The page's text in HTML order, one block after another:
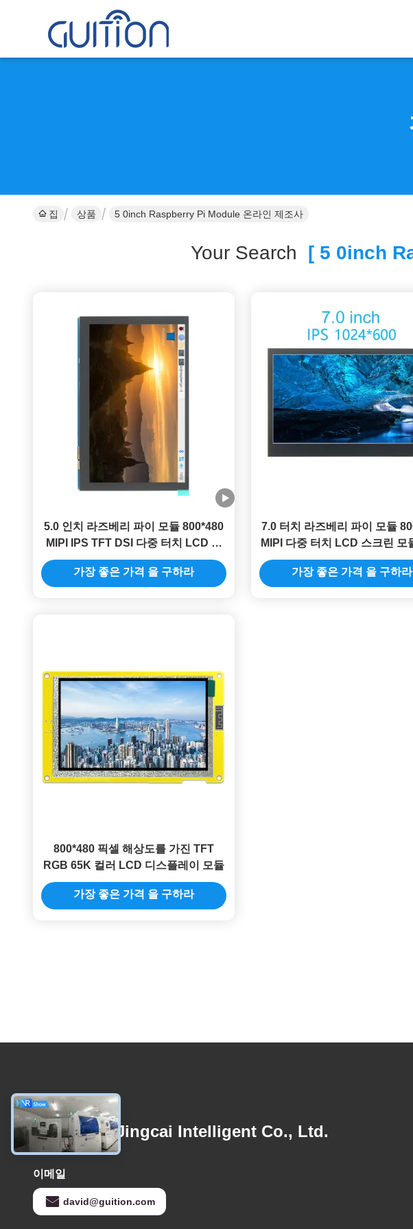
집 상품 5 0inch Raspberry Pi Module 온라인 제조사
Your Search [ 5 0inch
5.0 인치 라즈베리 파이 모듈 800*480
MIPI IPS TFT DSI 다중 터치 LCD 모
듈
가장 좋은 가격 을 구하라
7.0 터치 라즈베리 파이 모듈
MIPI 다중 터치 LCD 스크린 모
조금씩 움직이세요
가장 좋은 가격 을 구하라
800*480 픽셀 해상도를 가진 TFT
RGB 65K 컬러 LCD 디스플레이 모듈
가장 좋은 가격 을 구하라
저희와 연락
Shenzhen Jingcai Intelligent Co., Ltd.
이메일
david@guition.com